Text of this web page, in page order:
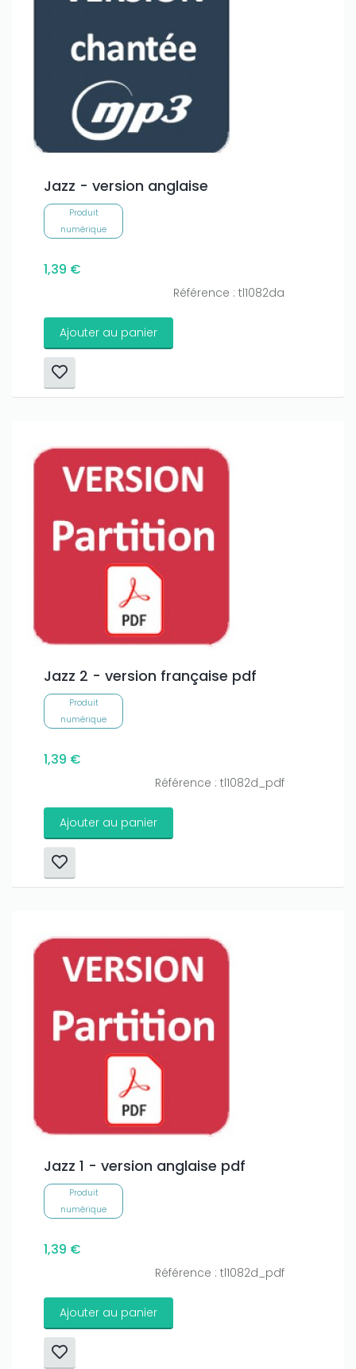
Jazz - version anglaise
Produit
numérique
1,39 €
Référence : tl1082da
Ajouter au panier
Jazz 2 - version française pdf
Produit
numérique
1,39 €
Référence : tl1082d_pdf
Ajouter au panier
Jazz 1 - version anglaise pdf
Produit
numérique
1,39 €
Référence : tl1082d_pdf
Ajouter au panier